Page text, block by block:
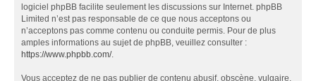
logiciel phpBB facilite seulement les discussions sur Internet. phpBB
Limited n’est pas responsable de ce que nous acceptons ou
n’acceptons pas comme contenu ou conduite permis. Pour de plus
amples informations au sujet de phpBB, veuillez consulter :
https://www.phpbb.com/.
Vous acceptez de ne pas publier de contenu abusif, obscène, vulgaire,